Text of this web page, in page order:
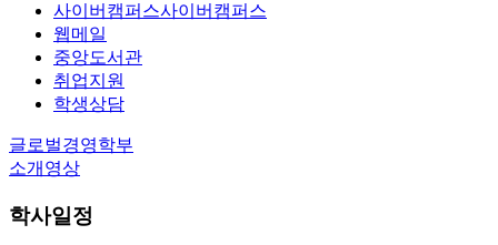
사이버캠퍼스사이버캠퍼스
웹메일
중앙도서관
취업지원
학생상담
글로벌경영학부
소개영상
학사일정